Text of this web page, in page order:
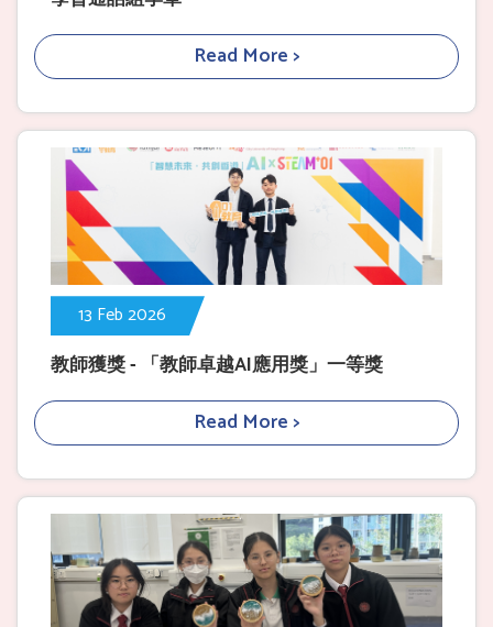
Read More >
13 Feb 2026
教師獲獎 - 「教師卓越AI應用獎」一等獎
Read More >